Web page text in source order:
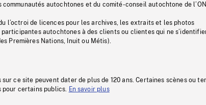
communautés autochtones et du comité-conseil autochtone de
l’octroi de licences pour les archives, les extraits et les photos
autochtones à des clients ou clientes qui ne
Premières Nations, Inuit ou Métis).
sur ce site peuvent dater de plus de 120 ans. Certaines scènes ou
certains publics.
En savoir plus